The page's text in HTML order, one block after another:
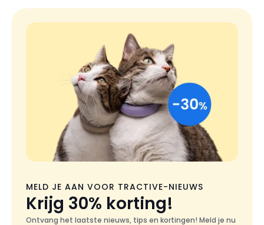
MELD JE AAN VOOR TRACTIVE-NIEUWS
Krijg 30% korting!
Ontvang het laatste nieuws, tips en kortingen! Meld je nu